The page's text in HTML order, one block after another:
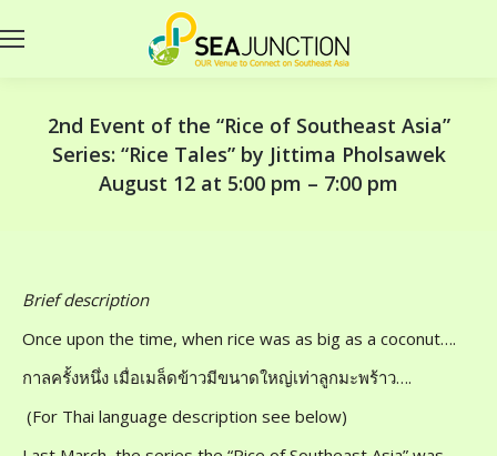
2nd Event of the “Rice of Southeast Asia”
Series: “Rice Tales” by Jittima Pholsawek
August 12 at 5:00 pm – 7:00 pm
Brief description
Once upon the time, when rice was as big as a coconut….
กาลครั้งหนึ่ง เมื่อเมล็ดข้าวมีขนาดใหญ่เท่าลูกมะพร้าว….
(For Thai language description see below)